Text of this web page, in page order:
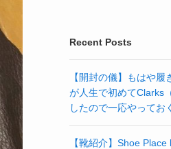
Recent Posts
【開封の儀】もはや
が人生で初めてClarks
したので一応やってお
【靴紹介】Shoe